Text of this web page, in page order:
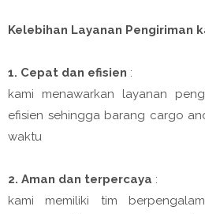
Kelebihan Layanan Pengiriman
1. Cepat dan efisien :
kami menawarkan layanan
efisien sehingga barang cargo
waktu
2. Aman dan terpercaya :
kami memiliki tim